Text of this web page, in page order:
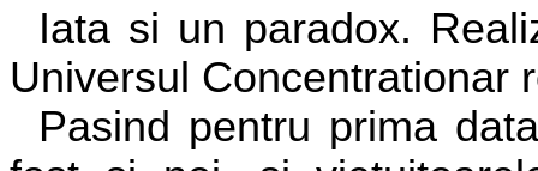
Iata si un paradox.
Universul Concentrationar
Pasind pentru prima